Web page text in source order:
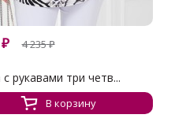
₽ 4 235₽
с рукавами три четв...
В корзину